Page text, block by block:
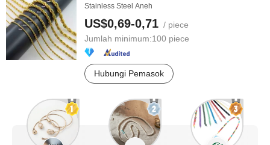
Stainless Steel Aneh
US$0,69-0,71 / piece
Jumlah minimum:100 piece
Hubungi Pemasok